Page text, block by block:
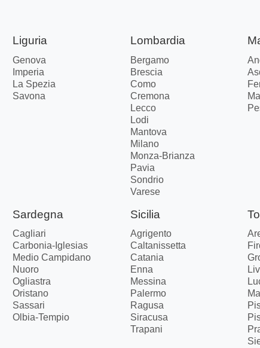
Liguria
Genova
Imperia
La Spezia
Savona
Lombardia
Bergamo
Brescia
Como
Cremona
Lecco
Lodi
Mantova
Milano
Monza-Brianza
Pavia
Sondrio
Varese
Sardegna
Cagliari
Carbonia-Iglesias
Medio Campidano
Nuoro
Ogliastra
Oristano
Sassari
Olbia-Tempio
Sicilia
Agrigento
Caltanissetta
Catania
Enna
Messina
Palermo
Ragusa
Siracusa
Trapani